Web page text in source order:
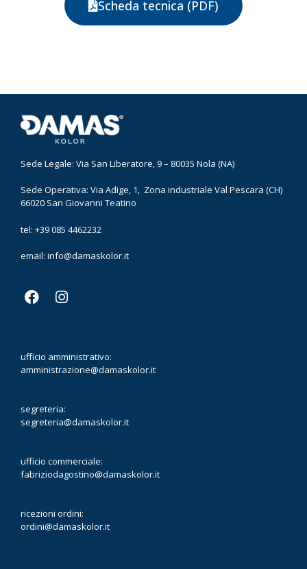
Scheda tecnica (PDF)
Sede Legale: Via San Liberatore, 9 – 80035 Nola (NA)
Sede Operativa: Via Adige, 1, Zona industriale Val Pescara (CH)
66020 San Giovanni Teatino
tel: +39 085 4462232
email: info@damaskolor.it
ufficio amministrativo:
amministrazione@damaskolor.it
segreteria:
segreteria@damaskolor.it
ufficio commerciale:
fabriziodagostino@damaskolor.it
ricezioni ordini:
ordini@damaskolor.it